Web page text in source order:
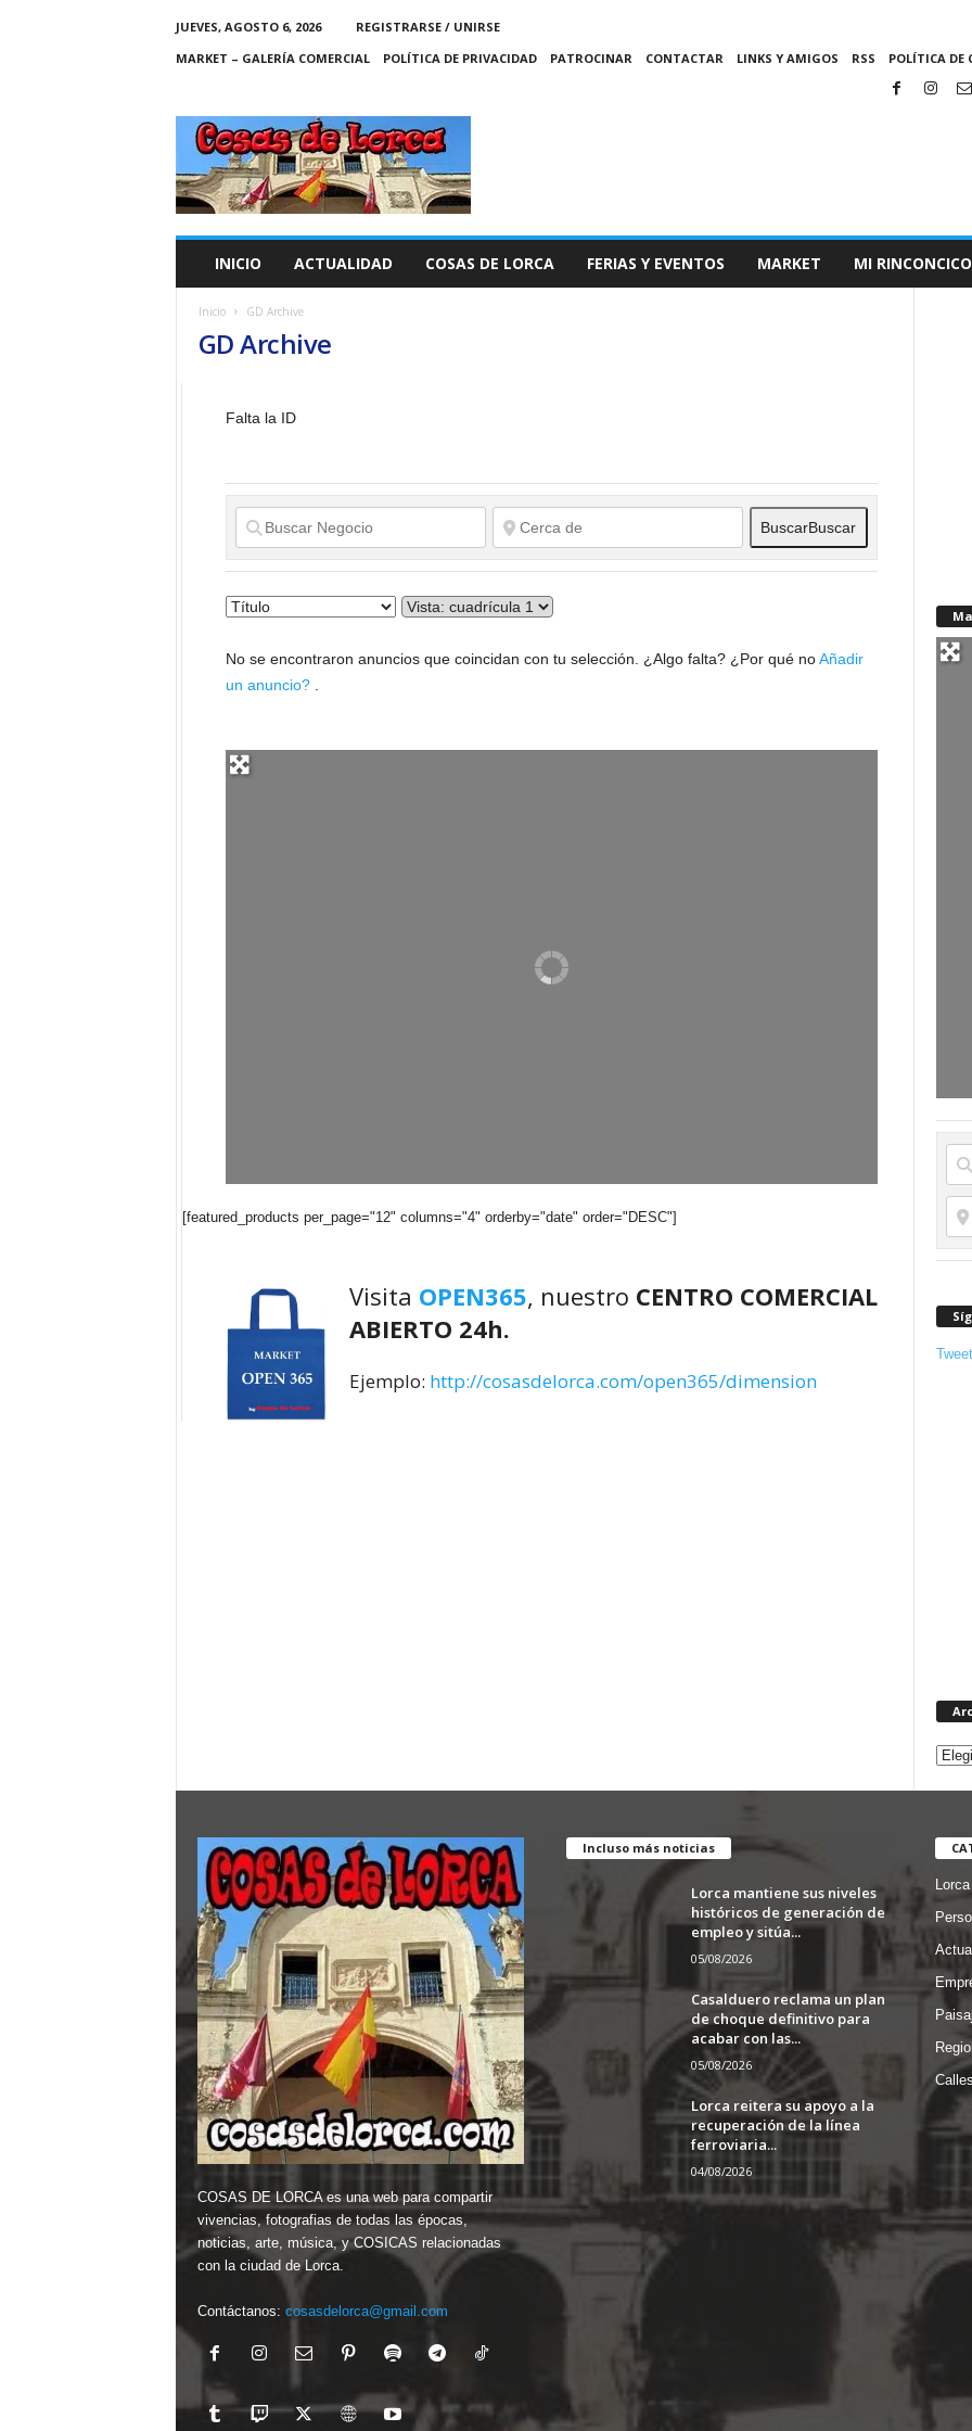
JUEVES, AGOSTO 6, 2026
REGISTRARSE / UNIRSE
MARKET – GALERÍA COMERCIAL
POLÍTICA DE PRIVACIDAD PATROCINAR CONTACTAR LINKS Y AMIGOS RSS POLÍTICA DE
C
A
S
INICIO ACTUALIDAD COSAS DE LORCA FERIAS Y EVENTOS MARKET MI RINCONCICO
Inicio GD Archive
GD Archive
Falta la ID
BuscarBuscar
No se encontraron anuncios que coincidan con tu selección. ¿Algo falta? ¿Por qué noAñadir
un anuncio?
[featured_products per_page="12" columns="4" orderby="date" order="DESC"]
Visita OPEN365, nuestro CENTRO COMERCIAL
ABIERTO 24h.
Ejemplo: http://cosasdelorca.com/open365/dimension
COSAS DE LORCA es una web para compartir
vivencias, fotografias de todas las épocas,
noticias, arte, música, y COSICAS relacionadas
con la ciudad de Lorca.
Contáctanos: cosasdelorca@gmail.com
Incluso más noticias
Lorca mantiene sus niveles
históricos de generación de
empleo y sitúa...
05/08/2026
Casalduero reclama un plan
de choque definitivo para
acabar con las...
05/08/2026
Lorca reitera su apoyo a la
recuperación de la línea
ferroviaria...
04/08/2026
Lorca